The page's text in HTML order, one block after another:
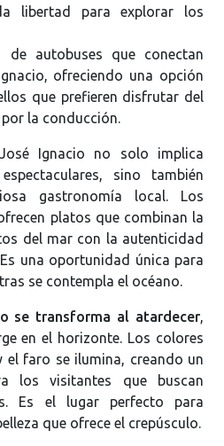
libertad para explorar los
de autobuses que conectan
ofreciendo una opción
que prefieren disfrutar del
la conducción.
Ignacio no solo implica
sino también
gastronomía local. Los
platos que combinan la
del mar con la autenticidad
una oportunidad única para
se contempla el océano.
se transforma al atardecer,
en el horizonte. Los colores
el faro se ilumina, creando un
los visitantes que buscan
Es el lugar perfecto para
que ofrece el crepúsculo.